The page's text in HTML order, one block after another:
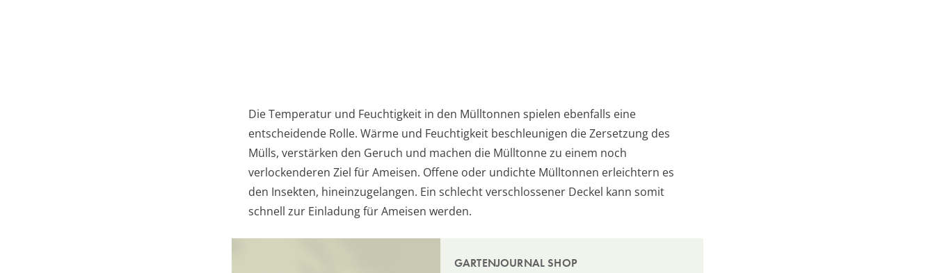
Die Temperatur und Feuchtigkeit in den Mülltonnen spielen ebenfalls eine
entscheidende Rolle. Wärme und Feuchtigkeit beschleunigen die Zersetzung des
Mülls, verstärken den Geruch und machen die Mülltonne zu einem noch
verlockenderen Ziel für Ameisen. Offene oder undichte Mülltonnen erleichtern es
den Insekten, hineinzugelangen. Ein schlecht verschlossener Deckel kann somit
schnell zur Einladung für Ameisen werden.
GARTENJOURNAL SHOP